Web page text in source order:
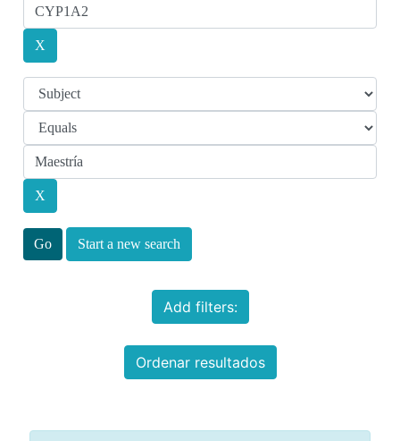
Start a new search
Add filters:
Ordenar resultados